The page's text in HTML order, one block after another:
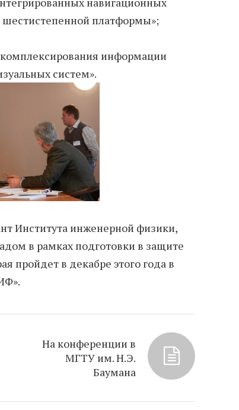
платформы»;
информации
систем».
Института инженерной физики,
в рамках подготовки в защите
пройдет в декабре этого года в
На конференции в
МГТУ им. Н.Э.
Баумана